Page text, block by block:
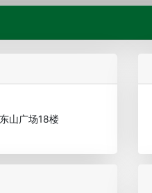
欧美澳最具价值品牌移民机构
山广场18楼